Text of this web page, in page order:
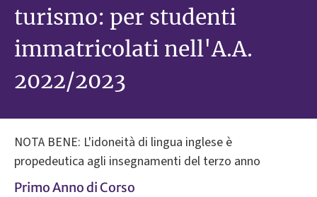
turismo: per studenti
immatricolati nell'A.A.
2022/2023
NOTA BENE: L'idoneità di lingua inglese è
propedeutica agli insegnamenti del terzo anno
Primo Anno di Corso